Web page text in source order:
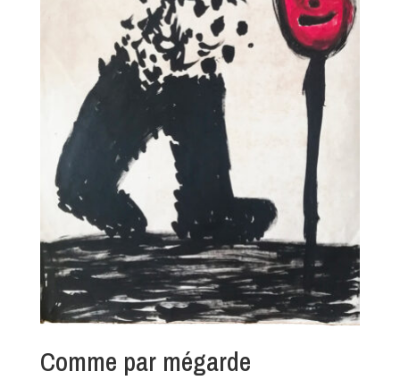
Comme par mégarde